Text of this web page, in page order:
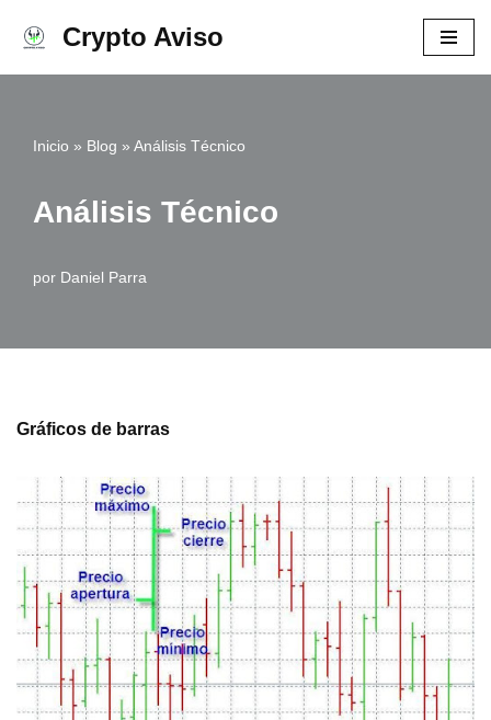
Crypto Aviso
Inicio » Blog » Análisis Técnico
Análisis Técnico
por Daniel Parra
Gráficos de barras